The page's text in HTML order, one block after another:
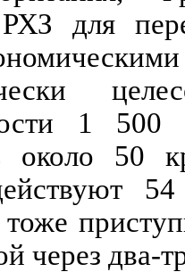
РХЗ для
1
около
тоже
через два-